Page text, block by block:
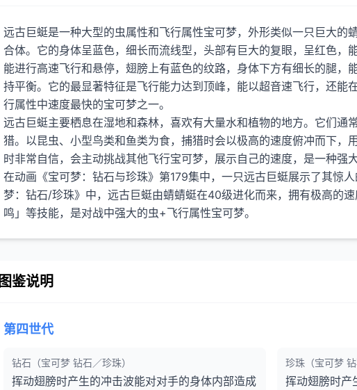
远古巨蜓是一种大型的虫属性和飞行属性宝可梦，外形类似一只巨大的
合体。它的身体呈蓝色，细长而流线型，头部有巨大的复眼，呈红色，
能进行高速飞行和悬停，翅膀上有蓝色的纹路，身体下方有细长的腿，
持平衡。它的最显著特征是飞行能力达到顶峰，能以超音速飞行，还能
行属性中速度最快的宝可梦之一。
远古巨蜓主要栖息在湿地和森林，喜欢有大量水和植物的地方。它们通
猎。以昆虫、小型鸟类和鱼类为食，捕猎时会以极高的速度俯冲而下，
时非常自信，会主动挑战其他飞行宝可梦，展示自己的速度，是一种强
在动画《宝可梦：钻石与珍珠》第179集中，一只远古巨蜓展示了其惊
梦：钻石/珍珠》中，远古巨蜓由蜻蜻蜓在40级进化而来，拥有极高的
图鉴说明
第四世代
钻石（宝可梦 钻石／珍珠）
挥动翅膀时产生的冲击波能对对手的身体内部造成
珍珠（宝可梦 钻
挥动翅膀时产